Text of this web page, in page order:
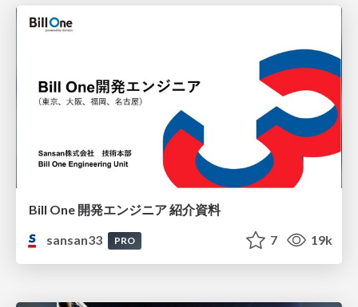
Bill One 開発エンジニア 紹介資料
sansan33
PRO 7 19k